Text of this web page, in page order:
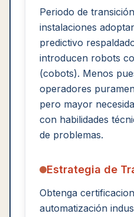
Periodo de
instalaciones
predictivo
introducen robots
(cobots). Menos
operadores
pero mayor
con habilidades
de problemas.
Estrategia de
Obtenga
automatización